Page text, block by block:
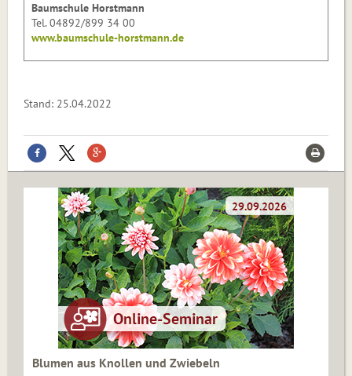
Baumschule Horstmann
Tel. 04892/899 34 00
www.baumschule-horstmann.de
Stand: 25.04.2022
Blumen aus Knollen und Zwiebeln